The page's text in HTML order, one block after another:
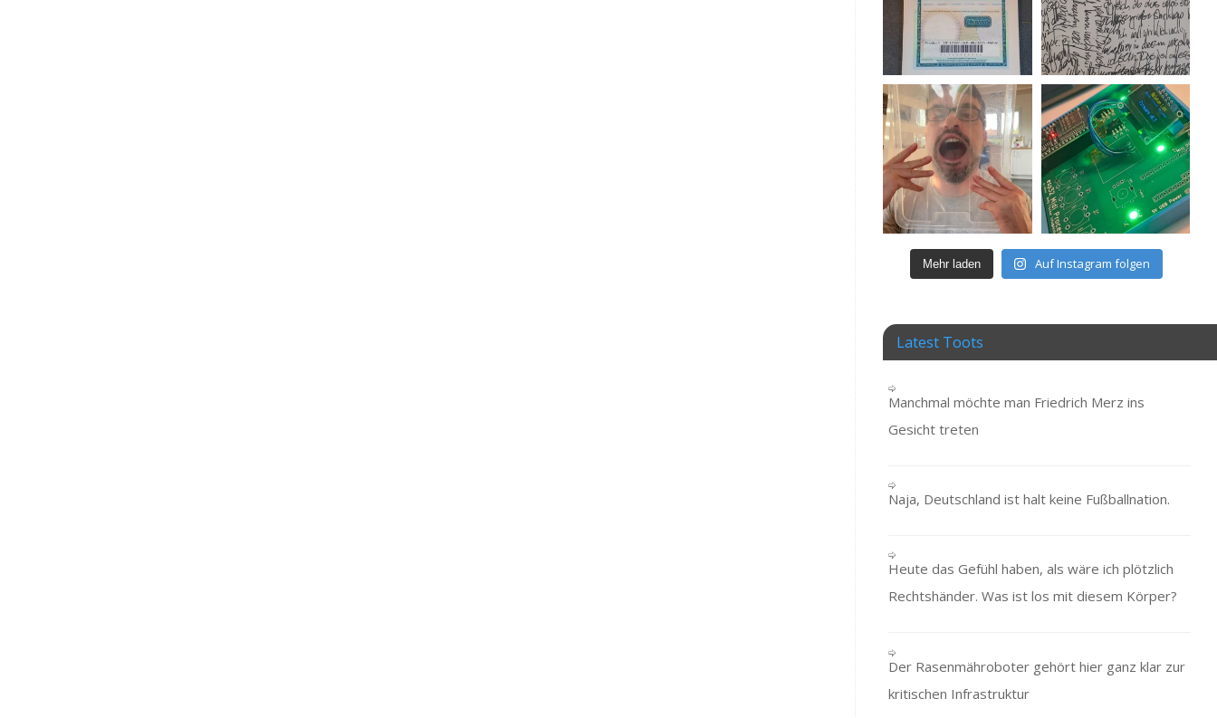
Mehr laden Auf Instagram folgen
Latest Toots
Manchmal möchte man Friedrich Merz ins
Gesicht treten
Naja, Deutschland ist halt keine Fußballnation.
Heute das Gefühl haben, als wäre ich plötzlich
Rechtshänder. Was ist los mit diesem Körper?
Der Rasenmähroboter gehört hier ganz klar zur
kritischen Infrastruktur